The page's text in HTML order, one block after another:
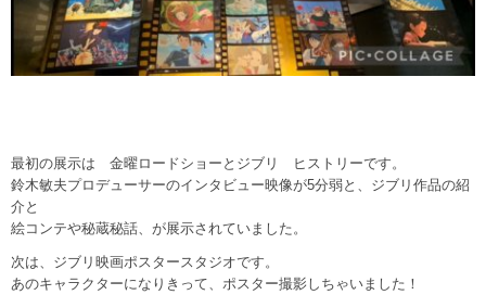
最初の展示は 金曜ロードショーとジブリ ヒストリーです。
鈴木敏夫プロデューサーのインタビュー映像が5分弱と、ジブリ作品の紹
介と
絵コンテや秘蔵秘話、が展示されていました。
次は、ジブリ映画ポスタースタジオです。
あのキャラクターになりきって、ポスター撮影しちゃいました！